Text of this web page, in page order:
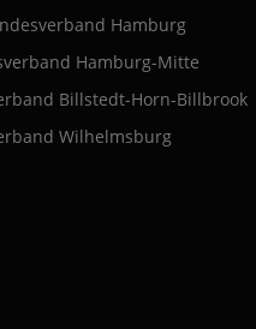
Hamburg
Hamburg-Mitte
Billstedt-Horn-Billbrook
Wilhelmsburg